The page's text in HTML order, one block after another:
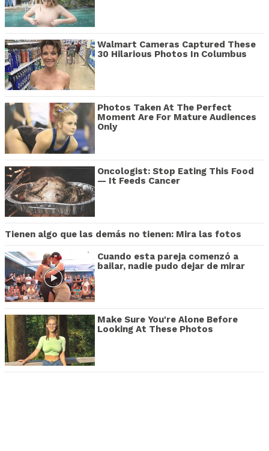
Walmart Cameras Captured These
30 Hilarious Photos In Columbus
Photos Taken At The Perfect
Moment Are For Mature Audiences
Only
Oncologist: Stop Eating This Food
— It Feeds Cancer
Tienen algo que las demás no tienen: Mira las fotos
Cuando esta pareja comenzó a
bailar, nadie pudo dejar de mirar
Make Sure You're Alone Before
Looking At These Photos